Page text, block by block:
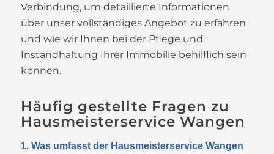
Verbindung, um detaillierte Informationen
über unser vollständiges Angebot zu erfahren
und wie wir Ihnen bei der Pflege und
Instandhaltung Ihrer Immobilie behilflich sein
können.
Häufig gestellte Fragen zu
Hausmeisterservice Wangen
1. Was umfasst der Hausmeisterservice Wangen